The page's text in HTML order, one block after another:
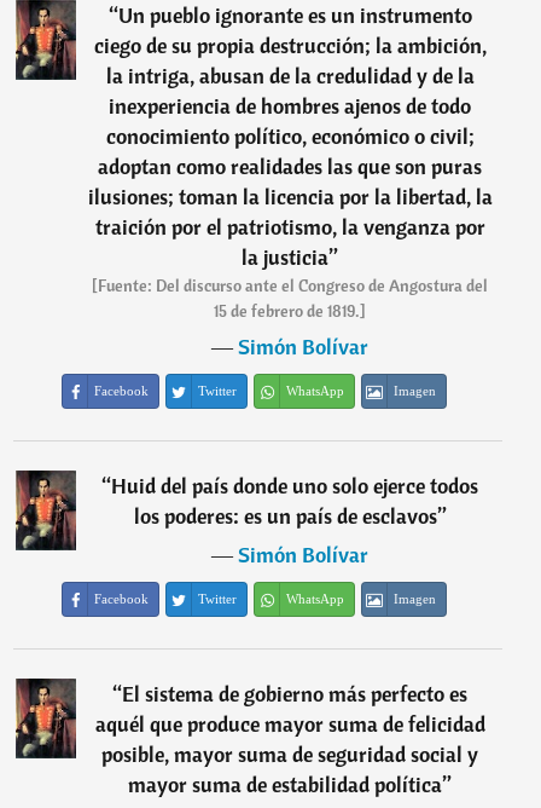
“Un pueblo ignorante es un instrumento
ciego de su propia destrucción; la ambición,
la intriga, abusan de la credulidad y de la
inexperiencia de hombres ajenos de todo
conocimiento político, económico o civil;
adoptan como realidades las que son puras
ilusiones; toman la licencia por la libertad, la
traición por el patriotismo, la venganza por
la justicia”
[Fuente: Del discurso ante el Congreso de Angostura del
15 de febrero de 1819.]
―Simón Bolívar
Facebook Twitter WhatsApp Imagen
“Huid del país donde uno solo ejerce todos
los poderes: es un país de esclavos”
―Simón Bolívar
Facebook Twitter WhatsApp Imagen
“El sistema de gobierno más perfecto es
aquél que produce mayor suma de felicidad
posible, mayor suma de seguridad social y
mayor suma de estabilidad política”